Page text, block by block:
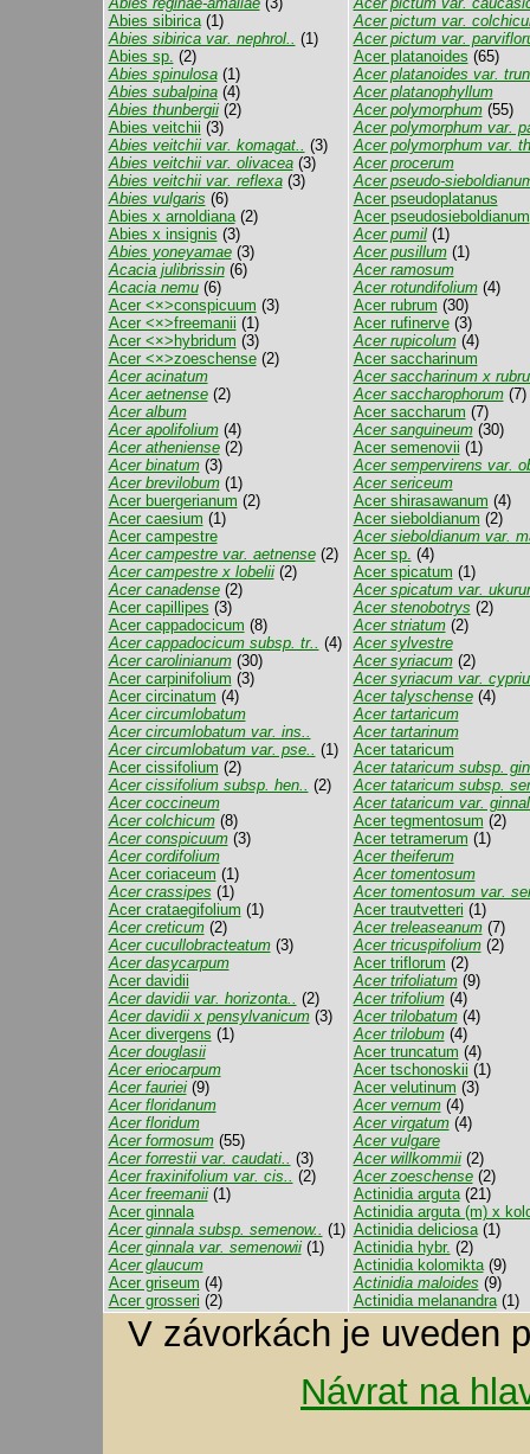
Abies sibirica(1)
Abies sibirica var. nephrol.. (1)
Abies sp. (2)
Abies spinulosa(1)
Abies subalpina(4)
Abies thunbergii(2)
Abies veitchii (3)
Abies veitchii var. komagat.. (3)
Abies veitchii var. olivacea(3)
Abies veitchii var. reflexa(3)
Abies vulgaris (6)
Abies x arnoldiana(2)
Abies x insignis (3)
Abies yoneyamae(3)
Acacia julibrissin(6)
Acacia nemu(6)
Acer <×>conspicuum (3)
Acer <×>freemanii (1)
Acer <×>hybridum (3)
Acer <×>zoeschense(2)
Acer acinatum
Acer aetnense(2)
Acer album
Acer apolifolium(4)
Acer atheniense(2)
Acer binatum(3)
Acer brevilobum(1)
Acer buergerianum (2)
Acer caesium (1)
Acer campestre
Acer campestre var. aetnense(2)
Acer campestre x lobelii(2)
Acer canadense(2)
Acer capillipes (3)
Acer cappadocicum (8)
Acer cappadocicum subsp. tr.. (4)
Acer carolinianum(30)
Acer carpinifolium (3)
Acer circinatum (4)
Acer circumlobatum
Acer circumlobatum var. ins..
Acer circumlobatum var. pse.. (1)
Acer cissifolium (2)
Acer cissifolium subsp. hen.. (2)
Acer coccineum
Acer colchicum(8)
Acer conspicuum(3)
Acer cordifolium
Acer coriaceum (1)
Acer crassipes (1)
Acer crataegifolium (1)
Acer creticum(2)
Acer cucullobracteatum(3)
Acer dasycarpum
Acer davidii
Acer davidii var. horizonta.. (2)
Acer davidii x pensylvanicum(3)
Acer divergens (1)
Acer douglasii
Acer eriocarpum
Acer fauriei(9)
Acer floridanum
Acer floridum
Acer formosum(55)
Acer forrestii var. caudati.. (3)
Acer fraxinifolium var. cis.. (2)
Acer freemanii(1)
Acer ginnala
Acer ginnala subsp. semenow.. (1)
Acer ginnala var. semenowii(1)
Acer glaucum
Acer griseum (4)
Acer grosseri (2)
Acer pictum var.
Acer pictum var.
Acer platanoides (65)
Acer platanoides var.
Acer platanophyllum
Acer polymorphum(55)
Acer polymorphum var.
Acer polymorphum var.
Acer procerum
Acer pseudo-
Acer pseudoplatanus
Acer pseudosieboldianum
Acer pumil(1)
Acer pusillum(1)
Acer ramosum
Acer rotundifolium(4)
Acer rubrum (30)
Acer rufinerve(3)
Acer rupicolum(4)
Acer saccharinum
Acer saccharinum x
Acer saccharophorum(7)
Acer saccharum (7)
Acer sanguineum(30)
Acer semenovii (1)
Acer sempervirens var.
Acer sericeum
Acer shirasawanum (4)
Acer sieboldianum (2)
Acer sieboldianum var.
Acer sp. (4)
Acer spicatum (1)
Acer spicatum var.
Acer stenobotrys (2)
Acer striatum(2)
Acer sylvestre
Acer syriacum(2)
Acer syriacum var.
Acer talyschense(4)
Acer tartaricum
Acer tartarinum
Acer tataricum
Acer tataricum subsp.
Acer tataricum subsp.
Acer tataricum var.
Acer tegmentosum (2)
Acer tetramerum (1)
Acer theiferum
Acer tomentosum
Acer tomentosum var.
Acer trautvetteri (1)
Acer treleaseanum(7)
Acer tricuspifolium(2)
Acer triflorum (2)
Acer trifoliatum(9)
Acer trifolium(4)
Acer trilobatum(4)
Acer trilobum(4)
Acer truncatum (4)
Acer tschonoskii (1)
Acer velutinum (3)
Acer vernum(4)
Acer virgatum(4)
Acer vulgare
Acer willkommii(2)
Acer zoeschense(2)
Actinidia arguta(21)
Actinidia arguta (m) x
Actinidia deliciosa(1)
Actinidia hybr. (2)
Actinidia kolomikta(9)
Actinidia maloides (9)
Actinidia melanandra(1)
V závorkách je uveden
Návrat na